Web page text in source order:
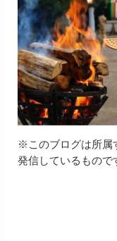
※このブログは所属
発信しているもので